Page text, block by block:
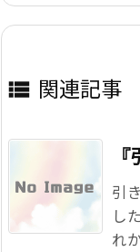
 関連記事
引
し
れ